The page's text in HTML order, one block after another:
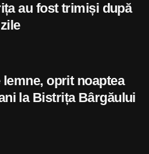
au fost trimiși după
oprit noaptea
la Bistrița Bârgăului